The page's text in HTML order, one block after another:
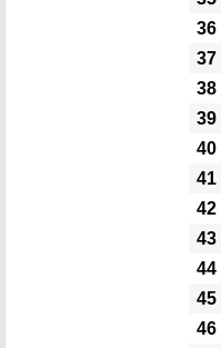
36
37
38
39
40
41
42
43
44
45
46